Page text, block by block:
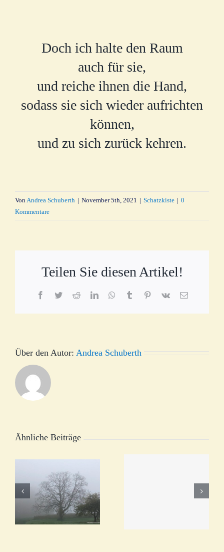
Doch ich halte den Raum
auch für sie,
und reiche ihnen die Hand,
sodass sie sich wieder aufrichten
können,
und zu sich zurück kehren.
Von Andrea Schuberth | November 5th, 2021 | Schatzkiste | 0
Kommentare
Teilen Sie diesen Artikel!
Facebook
TwitterRedditLinkedInWhatsApp
TumblrPinterest
Vk
E-
Über den Autor: Andrea Schuberth
Ähnliche Beiträge
DANKE,
DASS ES
EUCH
Zerstörtes